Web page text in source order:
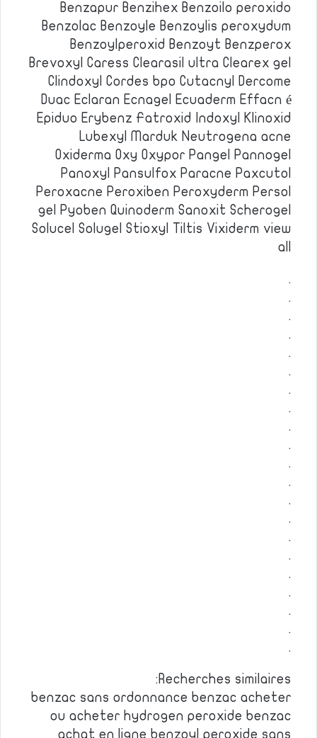
Benzapur Benzihex Benzoilo peroxido
Benzolac Benzoyle Benzoylis peroxydum
Benzoylperoxid Benzoyt Benzperox
Brevoxyl Caress Clearasil ultra Clearex gel
Clindoxyl Cordes bpo Cutacnyl Dercome
Duac Eclaran Ecnagel Ecuaderm Effacn é
Epiduo Erybenz Fatroxid Indoxyl Klinoxid
Lubexyl Marduk Neutrogena acne
Oxiderma Oxy Oxypor Pangel Pannogel
Panoxyl Pansulfox Paracne Paxcutol
Peroxacne Peroxiben Peroxyderm Persol
gel Pyoben Quinoderm Sanoxit Scherogel
Solucel Solugel Stioxyl Tiltis Vixiderm view
all
.
.
.
.
.
.
.
.
.
.
.
.
.
.
.
.
.
.
.
.
.
Recherches similaires:
benzac sans ordonnance benzac acheter
ou acheter hydrogen peroxide benzac
achat en ligne benzoyl peroxide sans